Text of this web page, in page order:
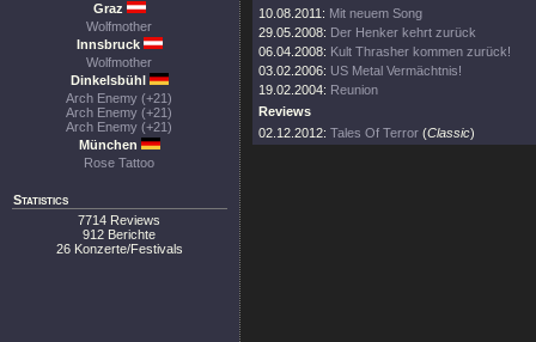
Graz
Wolfmother
Innsbruck
Wolfmother
Dinkelsbühl
Arch Enemy (+21)
Arch Enemy (+21)
Arch Enemy (+21)
München
Rose Tattoo
Statistics
7714 Reviews
912 Berichte
26 Konzerte/Festivals
10.08.2011: Mit neuem Song
29.05.2008: Der Henker kehrt zurück
06.04.2008: Kult Thrasher kommen zurück!
03.02.2006: US Metal Vermächtnis!
19.02.2004: Reunion
Reviews
02.12.2012: Tales Of Terror (Classic)